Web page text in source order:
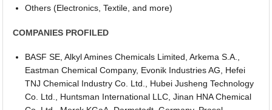
Others (Electronics, Textile, and more)
COMPANIES PROFILED
BASF SE, Alkyl Amines Chemicals Limited, Arkema S.A.,
Eastman Chemical Company, Evonik Industries AG, Hefei
TNJ Chemical Industry Co. Ltd., Hubei Jusheng Technology
Co. Ltd., Huntsman International LLC, Jinan HNA Chemical